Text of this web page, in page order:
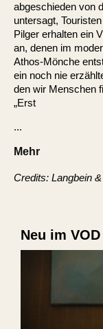
abgeschieden von
untersagt,
Pilger erhalten ein
an, denen im
Athos-Mönche
ein noch nie
den wir Menschen
„Erst
...
Mehr
Credits: Langbein
Neu im